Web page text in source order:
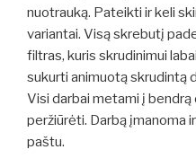
nuotrauką. Pateikti ir keli
variantai. Visą skrebutį
filtras, kuris skrudinimui
sukurti animuotą skrudintą
Visi darbai metami į bendrą
peržiūrėti. Darbą įmanoma
paštu.